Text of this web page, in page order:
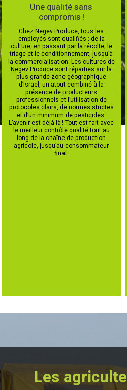
Une qualité sans
compromis !
Chez Negev Produce, tous les
employés sont qualifiés : de la
culture, en passant par la récolte, le
triage et le conditionnement, jusqu’à
la commercialisation. Les cultures de
Negev Produce sont réparties sur la
plus grande zone géographique
d’Israël, un atout combiné à la
présence de producteurs
professionnels et l’utilisation de
protocoles clairs, de normes strictes
et d’un minimum de pesticides.
L’avenir est déjà là ! Tout est fait avec
le meilleur contrôle qualité tout au
long de la chaîne de production
agricole, jusqu’au consommateur
final.
Les